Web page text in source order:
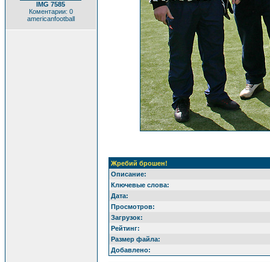
IMG 7585
Коментарии: 0
americanfootball
Жребий брошен!
Описание:
Ключевые слова:
Дата:
Просмотров:
Загрузок:
Рейтинг:
Размер файла:
Добавлено: